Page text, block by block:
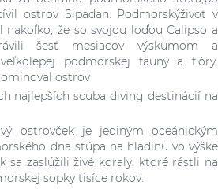
ostrov Sipadan. Podmorskýživot v
že so svojou loďou Calipso a
šesť mesiacov výskumom a
podmorskej fauny a flóry.
ostrov
najlepších scuba diving destinácií na
ostrovček je jediným oceánickým
dna stúpa na hladinu vo výške
sa zaslúžili živé koraly, ktoré rástli na
sopky tisíce rokov.